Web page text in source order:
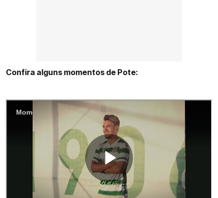
Confira alguns momentos de Pote: